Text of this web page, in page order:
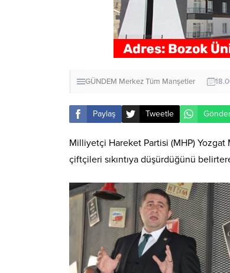
GÜNDEM MerkezTüm Manşetler
Paylaş Tweetle
Milliyetçi Hareket Partisi (MHP)
çiftçileri sıkıntıya düşürdüğünü